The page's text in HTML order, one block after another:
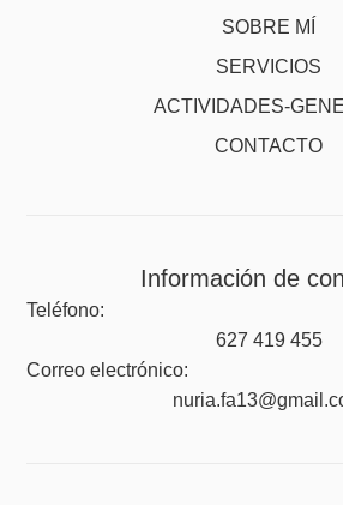
SOBRE MÍ
SERVICIOS
ACTIVIDADES-
CONTACTO
Información de
Teléfono:
627 419 455
Correo electrónico: